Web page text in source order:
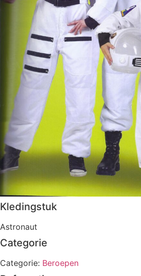
Kledingstuk
Astronaut
Categorie
Categorie: Beroepen